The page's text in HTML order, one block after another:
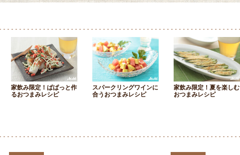
家飲み限定！ぱぱっと作
るおつまみレシピ
スパークリングワインに
合うおつまみレシピ
家飲み限定！夏を楽しむ
おつまみレシピ